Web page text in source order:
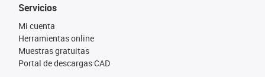
Servicios
Mi cuenta
Herramientas online
Muestras gratuitas
Portal de descargas CAD